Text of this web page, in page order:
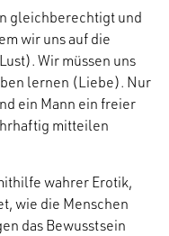
gleichberechtigt und
wir uns auf die
Wir müssen uns
lernen (Liebe). Nur
ein Mann ein freier
mitteilen
wahrer Erotik,
wie die Menschen
das Bewusstsein